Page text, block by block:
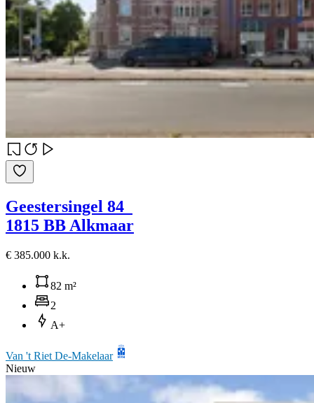
Geestersingel 84
1815 BB Alkmaar
€ 385.000 k.k.
82 m²
2
A+
Van 't Riet De-Makelaar
Nieuw